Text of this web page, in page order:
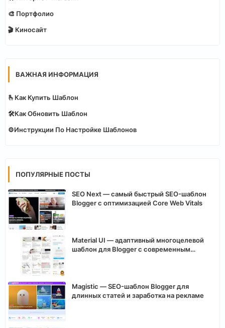
🎨 Портфолио
🎬 Киносайт
ВАЖНАЯ ИНФОРМАЦИЯ
🫰Как Купить Шаблон
🛠️Как Обновить Шаблон
⚙️Инструкции По Настройке Шаблонов
ПОПУЛЯРНЫЕ ПОСТЫ
SEO Next — самый быстрый SEO-шаблон
Blogger с оптимизацией Core Web Vitals
Material UI — адаптивный многоцелевой
шаблон для Blogger с современным
Magistic — SEO-шаблон Blogger для
длинных статей и заработка на рекламе